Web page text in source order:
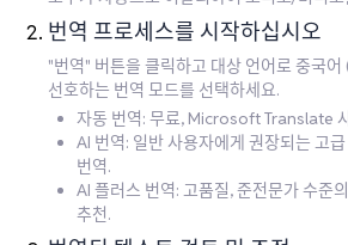
번역 프로세스를 시작하십시오
"번역" 버튼을 클릭하고 대상 언어로 중국
선호하는 번역 모드를 선택하세요.
자동 번역: 무료, Microsoft Translate
AI 번역: 일반 사용자에게 권장되는 고
번역.
AI 플러스 번역: 고품질, 준전문가 수준
추천.